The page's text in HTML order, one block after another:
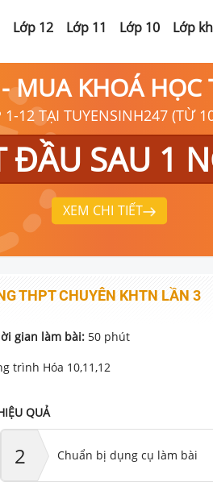
Lớp 12 Lớp 11 Lớp 10 Lớp
MUA KHOÁ HỌC
1-12 TẠI TUYENSINH247 (TỪ
ĐẦU SAU 1
XEM CHI TIẾT
THPT CHUYÊN KHTN LẦN 3
gian làm bài: 50phút
trình Hóa 10,11,12
QUẢ
2 Chuẩn bị dụng cụ làm bài